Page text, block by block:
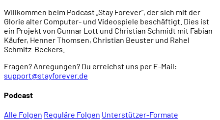
Willkommen beim Podcast „Stay Forever", der sich mit der
Glorie alter Computer- und Videospiele beschäftigt. Dies ist
ein Projekt von Gunnar Lott und Christian Schmidt mit Fabian
Käufer, Henner Thomsen, Christian Beuster und Rahel
Schmitz-Beckers.
Fragen? Anregungen? Du erreichst uns per E-Mail:
support@stayforever.de
Podcast
Alle Folgen Reguläre Folgen Unterstützer-Formate